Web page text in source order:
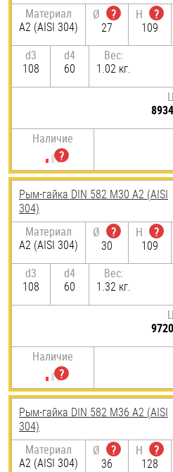
Материал
А2 (AISI 304)
Ø
?
27
H
?
109
d3
108
d4
60
Вес:
1.02 кг.
Наличие
Рым-гайка DIN 582 М30 А2 (AISI
304)
Материал
А2 (AISI 304)
Ø
?
30
H
?
109
d3
108
d4
60
Вес:
1.32 кг.
Наличие
Рым-гайка DIN 582 М36 А2 (AISI
304)
Материал
А2 (AISI 304)
Ø
?
36
H
?
128